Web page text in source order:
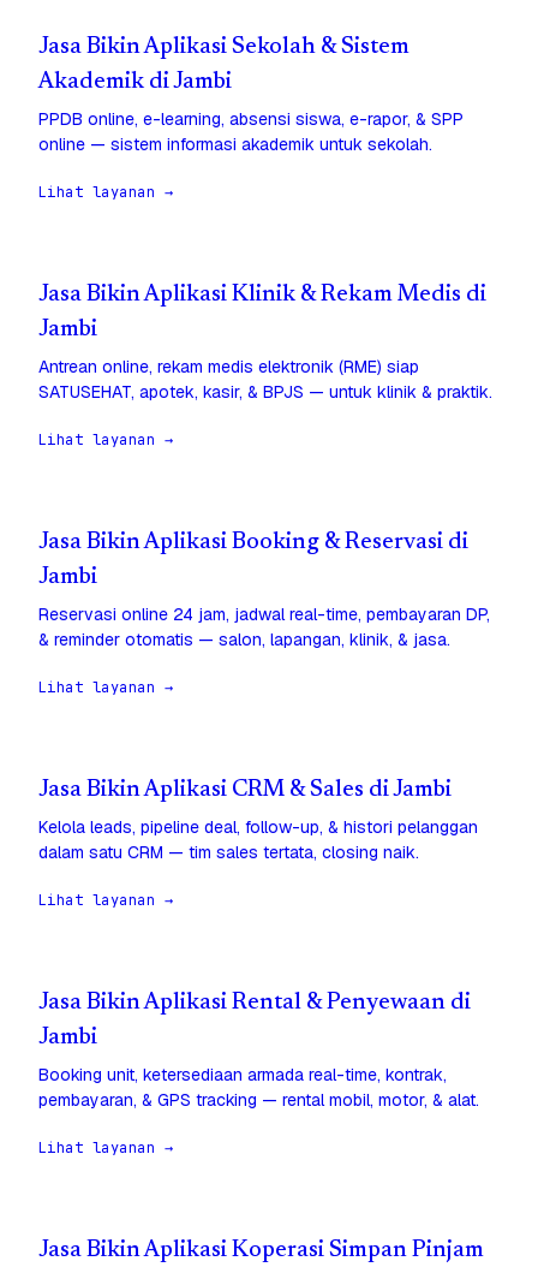
Jasa Bikin Aplikasi Sekolah & Sistem
Akademik di Jambi
PPDB online, e-learning, absensi siswa, e-rapor, & SPP
online — sistem informasi akademik untuk sekolah.
Lihat layanan →
Jasa Bikin Aplikasi Klinik & Rekam Medis di
Jambi
Antrean online, rekam medis elektronik (RME) siap
SATUSEHAT, apotek, kasir, & BPJS — untuk klinik & praktik.
Lihat layanan →
Jasa Bikin Aplikasi Booking & Reservasi di
Jambi
Reservasi online 24 jam, jadwal real-time, pembayaran DP,
& reminder otomatis — salon, lapangan, klinik, & jasa.
Lihat layanan →
Jasa Bikin Aplikasi CRM & Sales di Jambi
Kelola leads, pipeline deal, follow-up, & histori pelanggan
dalam satu CRM — tim sales tertata, closing naik.
Lihat layanan →
Jasa Bikin Aplikasi Rental & Penyewaan di
Jambi
Booking unit, ketersediaan armada real-time, kontrak,
pembayaran, & GPS tracking — rental mobil, motor, & alat.
Lihat layanan →
Jasa Bikin Aplikasi Koperasi Simpan Pinjam